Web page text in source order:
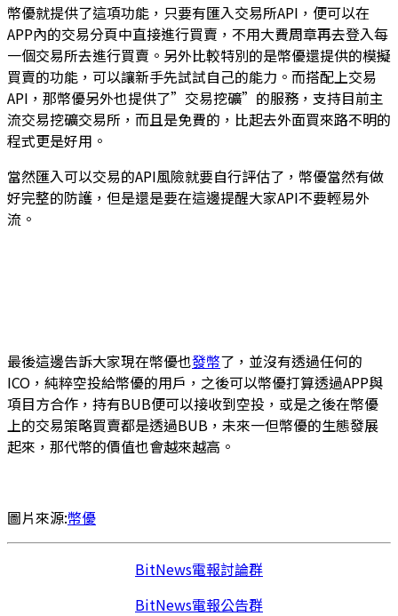
幣優就提供了這項功能，只要有匯入交易所API，便可以在
APP內的交易分頁中直接進行買賣，不用大費周章再去登入每
一個交易所去進行買賣。另外比較特別的是幣優還提供的模擬
買賣的功能，可以讓新手先試試自己的能力。而搭配上交易
API，那幣優另外也提供了”交易挖礦”的服務，支持目前主
流交易挖礦交易所，而且是免費的，比起去外面買來路不明的
程式更是好用。
當然匯入可以交易的API風險就要自行評估了，幣優當然有做
好完整的防護，但是還是要在這邊提醒大家API不要輕易外
流。
最後這邊告訴大家現在幣優也發幣了，並沒有透過任何的
ICO，純粹空投給幣優的用戶，之後可以幣優打算透過APP與
項目方合作，持有BUB便可以接收到空投，或是之後在幣優
上的交易策略買賣都是透過BUB，未來一但幣優的生態發展
起來，那代幣的價值也會越來越高。
圖片來源:幣優
BitNews電報討論群
BitNews電報公告群